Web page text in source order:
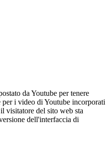
da Youtube per tenere
per i video di Youtube incorporati
visitatore del sito web sta
dell'interfaccia di